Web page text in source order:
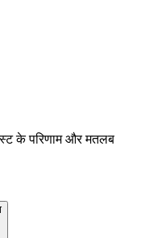
के परिणाम और मतलब